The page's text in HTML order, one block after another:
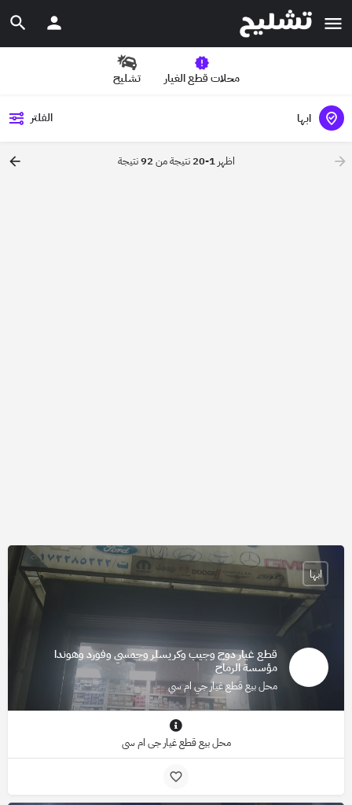
محلات قطع الغيار تشليح
ابها الفلتر
اظهر1-20 نتيجة من 92نتيجة
قطع غيار دوج وجيب وكريسلر وجمسي وفورد وهوندا
مؤسسة الرماح
محل بيع قطع غيار جي ام سي
ابها
محل بيع قطع غيار جي ام سي